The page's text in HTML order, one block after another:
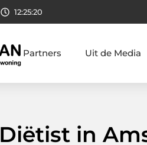
12:25:21
Partners Uit de Media
Diëtist in